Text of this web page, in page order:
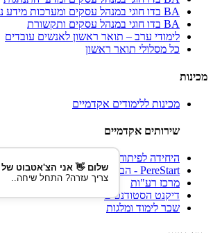
BA בדו חוגי במנהל עסקים ומערכות מידע ניהוליות
BA בדו חוגי במנהל עסקים ותקשורת
לימודי ערב – תואר ראשון לאנשים עובדים
כל מסלולי תואר ראשון
מכינות
מכינות ללימודים אקדמיים
שירותים אקדמיים
היחידה לפיתוח קריירה
PereStart - הבית ליזמות וחדשנות
מרכז רע"ות
דיקנט הסטודנטים
שכר לימוד ומלגות
שלום 👋 אני הצ'אטבוט
צריך עזרה? התחל שיחה..